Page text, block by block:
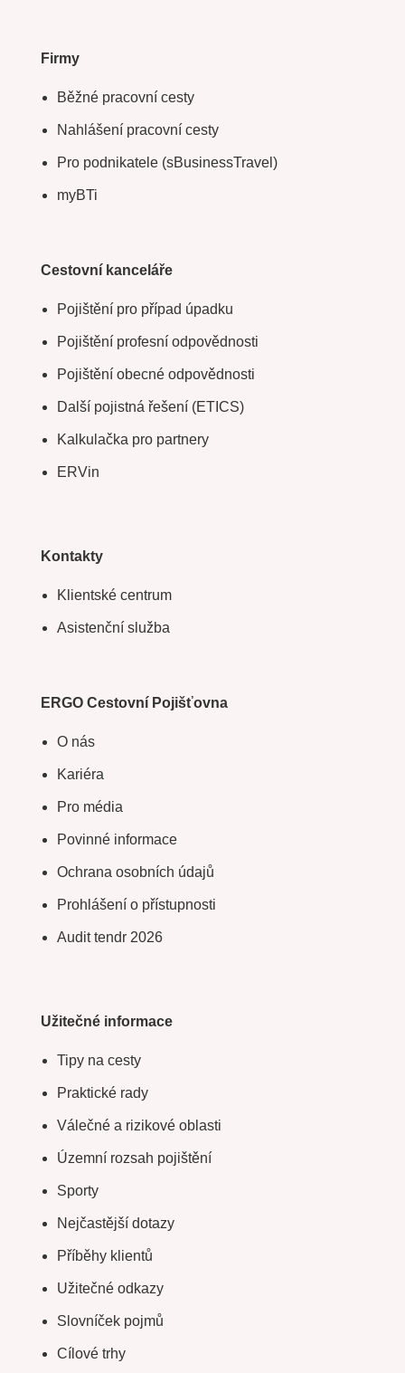
Firmy
Běžné pracovní cesty
Nahlášení pracovní cesty
Pro podnikatele (sBusinessTravel)
myBTi
Cestovní kanceláře
Pojištění pro případ úpadku
Pojištění profesní odpovědnosti
Pojištění obecné odpovědnosti
Další pojistná řešení (ETICS)
Kalkulačka pro partnery
ERVin
Kontakty
Klientské centrum
Asistenční služba
ERGO Cestovní Pojišťovna
O nás
Kariéra
Pro média
Povinné informace
Ochrana osobních údajů
Prohlášení o přístupnosti
Audit tendr 2026
Užitečné informace
Tipy na cesty
Praktické rady
Válečné a rizikové oblasti
Územní rozsah pojištění
Sporty
Nejčastější dotazy
Příběhy klientů
Užitečné odkazy
Slovníček pojmů
Cílové trhy